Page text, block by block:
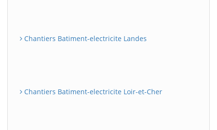
Chantiers Batiment-electricite Landes
Chantiers Batiment-electricite Loir-et-Cher